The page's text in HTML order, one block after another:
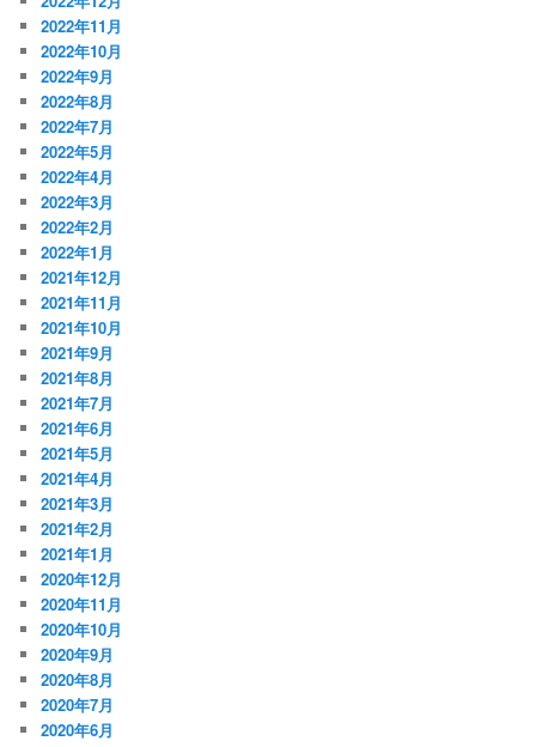
2022年11月
2022年10月
2022年9月
2022年8月
2022年7月
2022年5月
2022年4月
2022年3月
2022年2月
2022年1月
2021年12月
2021年11月
2021年10月
2021年9月
2021年8月
2021年7月
2021年6月
2021年5月
2021年4月
2021年3月
2021年2月
2021年1月
2020年12月
2020年11月
2020年10月
2020年9月
2020年8月
2020年7月
2020年6月